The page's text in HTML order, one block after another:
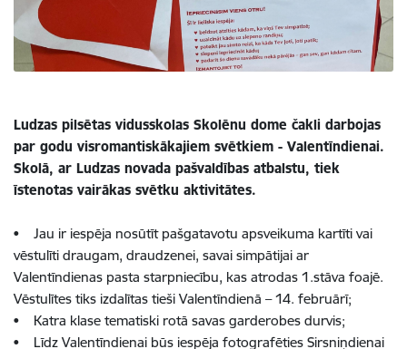
Ludzas pilsētas vidusskolas Skolēnu dome čakli darbojas
par godu visromantiskākajiem svētkiem - Valentīndienai.
Skolā, ar Ludzas novada pašvaldības atbalstu, tiek
īstenotas vairākas svētku aktivitātes.
• Jau ir iespēja nosūtīt pašgatavotu apsveikuma kartīti vai
vēstulīti draugam, draudzenei, savai simpātijai ar
Valentīndienas pasta starpniecību, kas atrodas 1.stāva foajē.
Vēstulītes tiks izdalītas tieši Valentīndienā – 14. februārī;
• Katra klase tematiski rotā savas garderobes durvis;
• Līdz Valentīndienai būs iespēja fotografēties Sirsniņdienai